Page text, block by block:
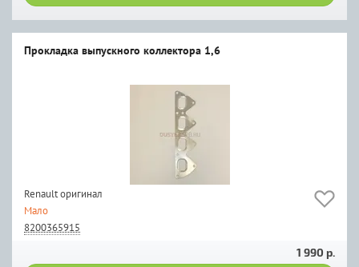
Прокладка выпускного коллектора 1,6
Renault оригинал
Мало
8200365915
1 990 р.